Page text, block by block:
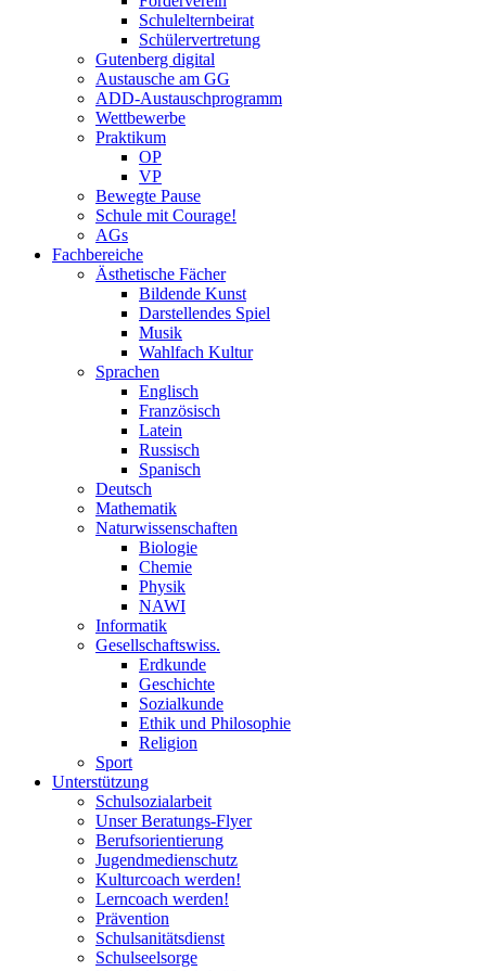
Schulelternbeirat
Schülervertretung
Gutenberg digital
Austausche am GG
ADD-Austauschprogramm
Wettbewerbe
Praktikum
OP
VP
Bewegte Pause
Schule mit Courage!
AGs
Fachbereiche
Ästhetische Fächer
Bildende Kunst
Darstellendes Spiel
Musik
Wahlfach Kultur
Sprachen
Englisch
Französisch
Latein
Russisch
Spanisch
Deutsch
Mathematik
Naturwissenschaften
Biologie
Chemie
Physik
NAWI
Informatik
Gesellschaftswiss.
Erdkunde
Geschichte
Sozialkunde
Ethik und Philosophie
Religion
Sport
Unterstützung
Schulsozialarbeit
Unser Beratungs-Flyer
Berufsorientierung
Jugendmedienschutz
Kulturcoach werden!
Lerncoach werden!
Prävention
Schulsanitätsdienst
Schulseelsorge